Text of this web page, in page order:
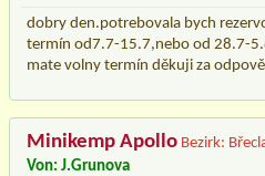
dobry den.potrebovala bych
termín od7.7-15.7,nebo od 28.7-
mate volny termín děkuji za
Minikemp Apollo Bezirk:
Von: J.Grunova